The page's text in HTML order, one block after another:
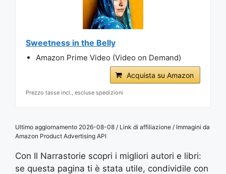
Sweetness in the Belly
Amazon Prime Video (Video on Demand)
Acquista su Amazon
Prezzo tasse incl., escluse spedizioni
Ultimo aggiornamento 2026-08-08 / Link di affiliazione / Immagini da
Amazon Product Advertising API
Con Il Narrastorie scopri i migliori autori e libri:
se questa pagina ti è stata utile, condividile con